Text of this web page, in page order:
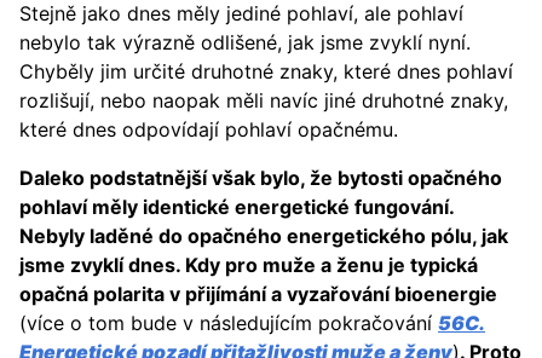
Stejně jako dnes měly jediné pohlaví, ale pohlaví
nebylo tak výrazně odlišené, jak jsme zvyklí nyní.
Chyběly jim určité druhotné znaky, které dnes pohlaví
rozlišují, nebo naopak měli navíc jiné druhotné znaky,
které dnes odpovídají pohlaví opačnému.
Daleko podstatnější však bylo, že bytosti opačného
pohlaví měly identické energetické fungování.
Nebyly laděné do opačného energetického pólu, jak
jsme zvyklí dnes. Kdy pro muže a ženu je typická
opačná polarita v přijímání a vyzařování bioenergie
(více o tom bude v následujícím pokračování 56C.
Energetické pozadí přitažlivosti muže a ženy). Proto